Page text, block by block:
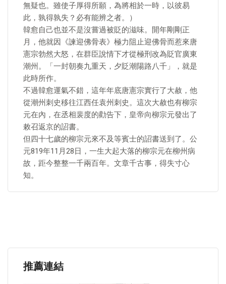
無疑也。雖使子厚得所願，為將相於一時，以彼易
此，孰得孰失？必有能辨之者。）
韓愈自己也並不是沒嘗過被貶的滋味。開年剛剛正
月，他就因《諫迎佛骨表》極力阻止迎佛骨而惹來唐
憲宗勃然大怒，在群臣說情下才從極刑改為貶官廣東
潮州。「一封朝奏九重天，夕貶潮陽路八千」，就是
此時所作。
不過韓愈運氣不錯，這年年底唐憲宗實行了大赦，他
從潮州刺史移往江西任袁州刺史。這次大赦也有柳宗
元在內，在丞相裴度的勸告下，皇帝向柳宗元發出了
敕召返京的詔書。
但四十七歲的柳宗元來不及等賓士的詔書送到了。公
元819年11月28日，一生大起大落的柳宗元在柳州病
故，距今整整一千兩百年。文章千古事，得失寸心
知。
推薦連結